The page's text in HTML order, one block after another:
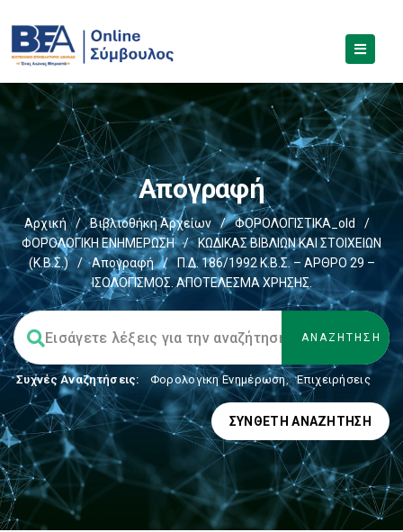
Απογραφή
Αρχική / Βιβλιοθήκη Αρχείων / ΦΟΡΟΛΟΓΙΣΤΙΚΑ_old
/
ΦΟΡΟΛΟΓΙΚΗ ΕΝΗΜΕΡΩΣΗ
/
ΚΩΔΙΚΑΣ ΒΙΒΛΙΩΝ ΚΑΙ ΣΤΟΙΧΕΙΩΝ
(Κ.Β.Σ.)
/ Απογραφή /
Π.Δ. 186/1992 Κ.Β.Σ. – ΑΡΘΡΟ 29 –
ΙΣΟΛΟΓΙΣΜΟΣ. ΑΠΟΤΕΛΕΣΜΑ ΧΡΗΣΗΣ.
Συχνές Αναζητήσεις: Φορολογικη Ενημέρωση, Επιχειρήσεις
ΣΎΝΘΕΤΗ ΑΝΑΖΉΤΗΣΗ